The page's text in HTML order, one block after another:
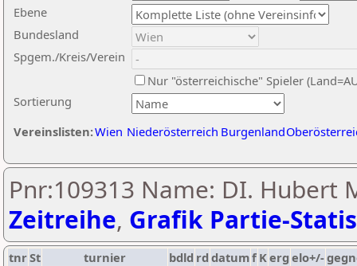
Ebene
Sortierung
Bundesland
Spgem./Kreis/Verein
Nur "österreichische" Spieler
Vereinslisten:Wien Niederösterreich Burgenland
Pnr:109313 Name: DI. Hubert
Zeitreihe, Grafik Partie-
tnrSt turnier bdld rd datumf Kerg elo+/-